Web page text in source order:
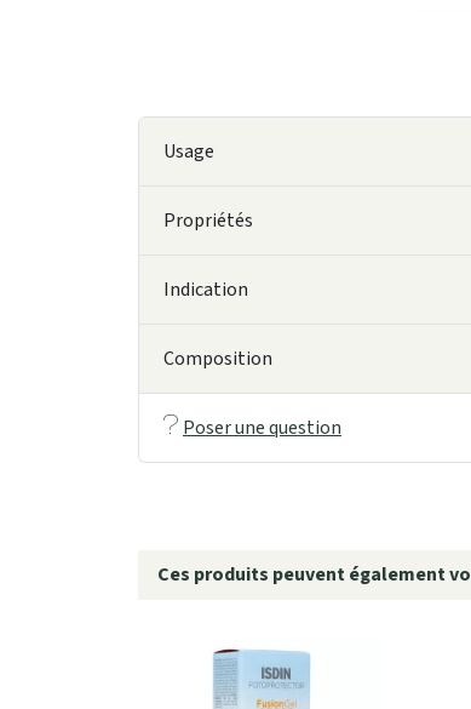
Usage
Propriétés
Indication
Composition
Poser une question
Ces produits peuvent également